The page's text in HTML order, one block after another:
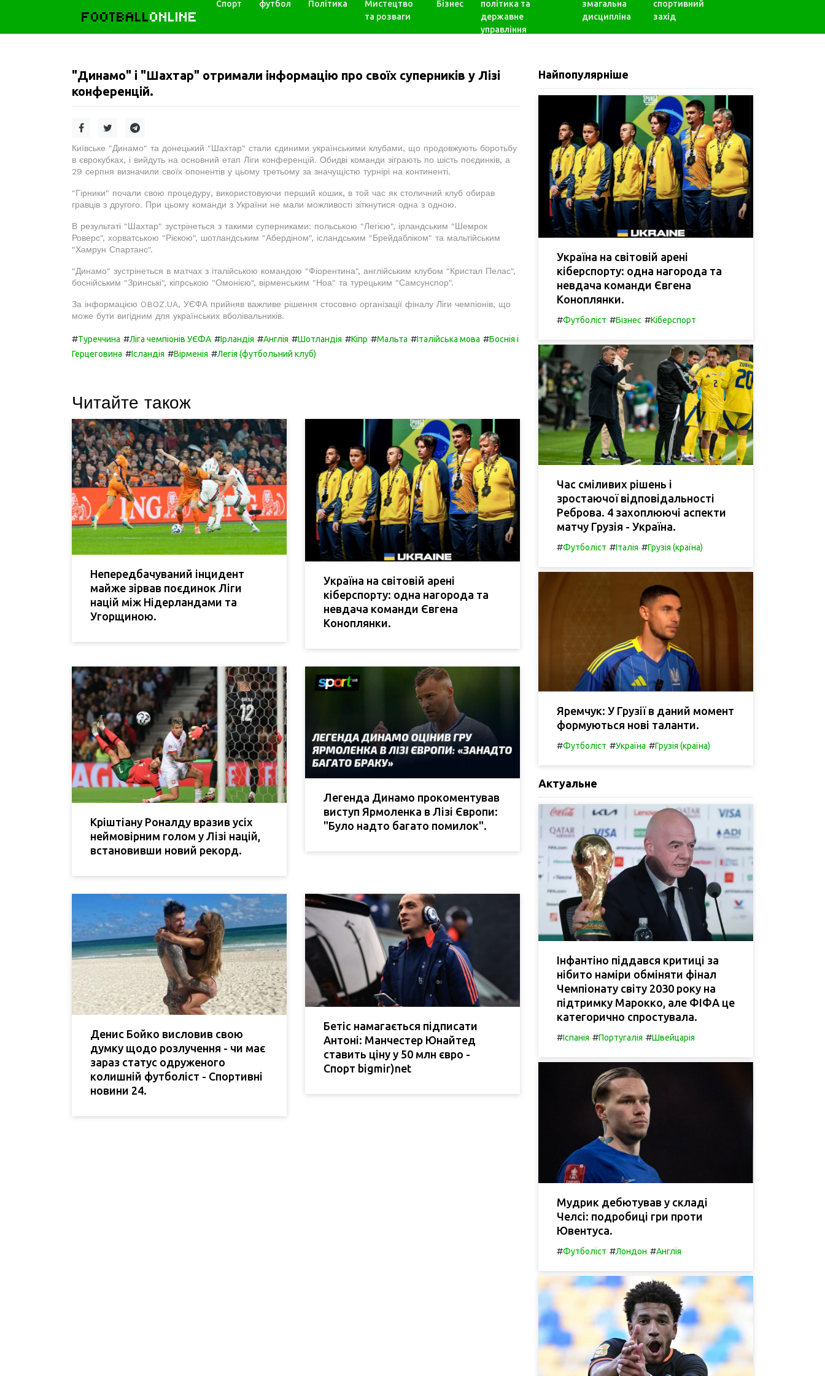
FOOTBALLONLINE
Спорт футбол Політика
Мистецтво
та розваги
Бізнес
політика та
державне
управління
змагальна
дисципліна
спортивний
захід
"Динамо" і "Шахтар" отримали інформацію про своїх суперників у Лізі
конференцій.
Київське "Динамо" та донецький "Шахтар" стали єдиними українськими клубами, що продовжують боротьбу
в єврокубках, і вийдуть на основний етап Ліги конференцій. Обидві команди зіграють по шість поєдинків, а
29 серпня визначили своїх опонентів у цьому третьому за значущістю турнірі на континенті.
"Гірники" почали свою процедуру, використовуючи перший кошик, в той час як столичний клуб обирав
гравців з другого. При цьому команди з України не мали можливості зіткнутися одна з одною.
В результаті "Шахтар" зустрінеться з такими суперниками: польською "Легією", ірландським "Шемрок
Роверс", хорватською "Рієкою", шотландським "Абердіном", ісландським "Брейдабліком" та мальтійським
"Хамрун Спартанс".
"Динамо" зустрінеться в матчах з італійською командою "Фіорентина", англійським клубом "Кристал Пелас",
боснійським "Зринські", кіпрською "Омонією", вірменським "Ноа" та турецьким "Самсунспор".
За інформацією OBOZ.UA, УЄФА прийняв важливе рішення стосовно організації фіналу Ліги чемпіонів, що
може бути вигідним для українських вболівальників.
#Туреччина #Ліга чемпіонів УЄФА #Ірландія #Англія #Шотландія #Кіпр #Мальта #Італійська мова #Боснія і
Герцеговина #Ісландія #Вірменія #Легія (футбольний клуб)
Читайте також
Непередбачуваний інцидент
майже зірвав поєдинок Ліги
націй між Нідерландами та
Угорщиною.
Україна на світовій арені
кіберспорту: одна нагорода та
невдача команди Євгена
Коноплянки.
Кріштіану Роналду вразив усіх
неймовірним голом у Лізі націй,
встановивши новий рекорд.
Легенда Динамо прокоментував
виступ Ярмоленка в Лізі Європи:
"Було надто багато помилок".
Денис Бойко висловив свою
думку щодо розлучення - чи має
зараз статус одруженого
колишній футболіст - Спортивні
новини 24.
Бетіс намагається підписати
Антоні: Манчестер Юнайтед
ставить ціну у 50 млн євро -
Спорт bigmir)net
Найпопулярніше
Україна на світовій арені
кіберспорту: одна нагорода та
невдача команди Євгена
Коноплянки.
#Футболіст #Бізнес #Кіберспорт
Час сміливих рішень і
зростаючої відповідальності
Реброва. 4 захоплюючі аспекти
матчу Грузія - Україна.
#Футболіст #Італія #Грузія (країна)
Яремчук: У Грузії в даний момент
формуються нові таланти.
#Футболіст #Україна #Грузія (країна)
Актуальне
Інфантіно піддався критиці за
нібито наміри обміняти фінал
Чемпіонату світу 2030 року на
підтримку Марокко, але ФІФА це
категорично спростувала.
#Іспанія #Португалія #Швейцарія
Мудрик дебютував у складі
Челсі: подробиці гри проти
Ювентуса.
#Футболіст #Лондон #Англія